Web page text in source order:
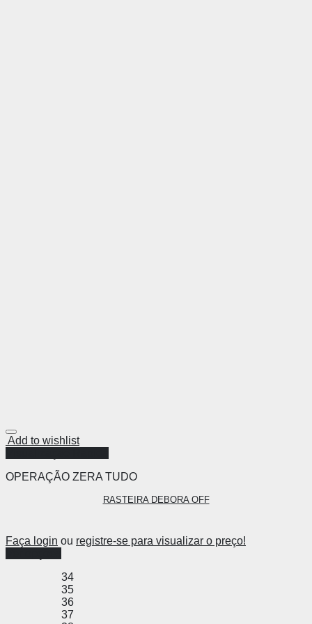
Add to wishlist
OPERAÇÃO ZERA TUDO
RASTEIRA DEBORA OFF
Faça login ou registre-se para visualizar o preço!
34
35
36
37